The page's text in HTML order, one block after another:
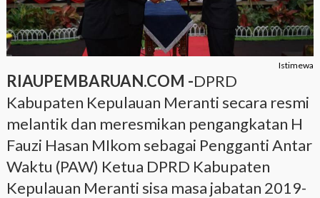
Istimewa
RIAUPEMBARUAN.COM -DPRD
Kabupaten Kepulauan Meranti secara resmi
melantik dan meresmikan pengangkatan H
Fauzi Hasan MIkom sebagai Pengganti Antar
Waktu (PAW) Ketua DPRD Kabupaten
Kepulauan Meranti sisa masa jabatan 2019-